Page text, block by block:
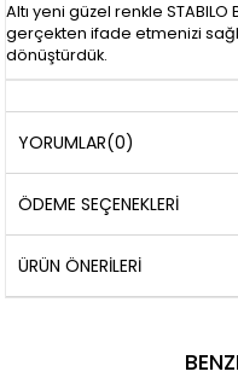
Altı yeni güzel renkle STABILO
gerçekten ifade etmenizi
dönüştürdük.
YORUMLAR(0)
ÖDEME SEÇENEKLERI
ÜRÜN ÖNERILERI